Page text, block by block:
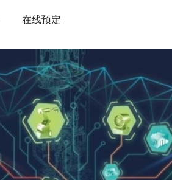
在线预定